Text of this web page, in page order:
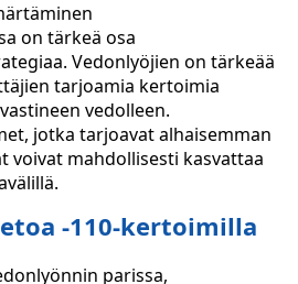
on tärkeä osa
Vedonlyöjien on tärkeää
tarjoamia kertoimia
vedolleen.
jotka tarjoavat alhaisemman
voivat mahdollisesti kasvattaa
-110-kertoimilla
parissa,